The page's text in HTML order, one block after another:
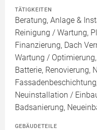
TÄTIGKEITEN
Beratung, Anlage &
Reinigung / Wartung,
Finanzierung, Dach
Wartung /
Batterie, Renovierung,
Neuinstallation /
Badsanierung,
GEBÄUDETEILE